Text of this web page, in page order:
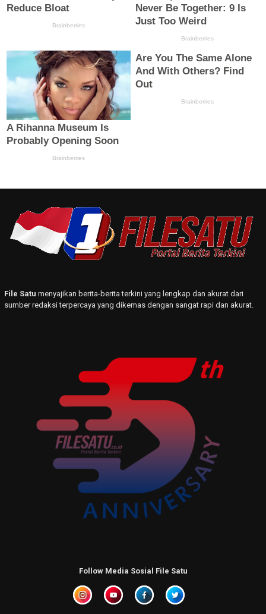
File Satu menyajikan berita-berita terkini yang lengkap dan akurat dari
sumber redaksi terpercaya yang dikemas dengan sangat rapi dan akurat.
Follow Media Sosial File Satu